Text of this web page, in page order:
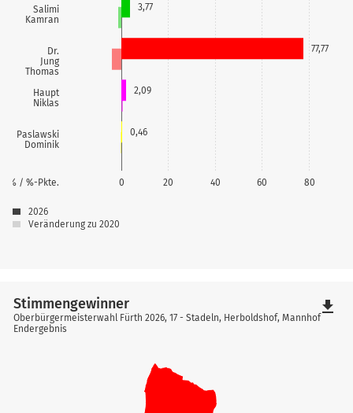
Salimi
Kamran
Dr.
Jung
Thomas
Haupt
Niklas
Paslawski
Dominik
0 20 40 60 80
% / %-Pkte.
3,77
77,77
2,09
0,46
2026
Veränderung zu 2020
Stimmengewinner
Oberbürgermeisterwahl Fürth 2026, 17 - Stadeln, Herboldshof, Mannhof
Endergebnis
file_download